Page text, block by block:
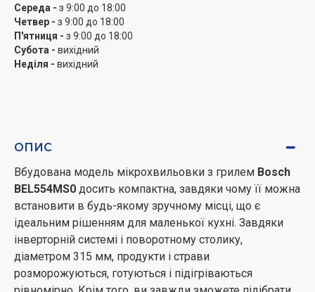
Середа - з 9:00 до 18:00
Четвер - з 9:00 до 18:00
П'ятниця - з 9:00 до 18:00
Субота - вихідний
Неділя - вихідний
ОПИС
Вбудована модель мікрохвильовки з грилем Bosch
BEL554MS0 досить компактна, завдяки чому її можна
встановити в будь-якому зручному місці, що є
ідеальним рішенням для маленької кухні. Завдяки
інверторній системі і поворотному столику,
діаметром 315 мм, продукти і страви
розморожуються, готуються і підігріваються